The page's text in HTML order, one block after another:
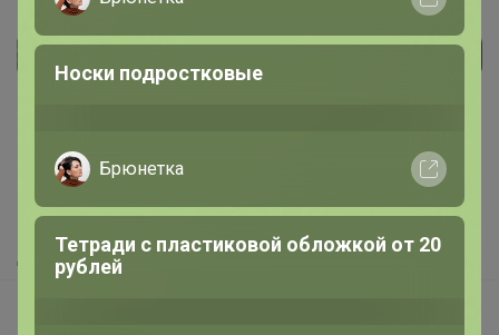
Как здесь все устроено?
Как сделать заказ?
Как получить?
Доставка
Носки подростковые
Брюнетка
Тетради с пластиковой обложкой от 20
рублей